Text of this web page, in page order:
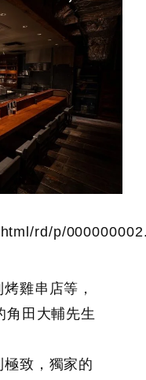
rd/p/
雞串店等，
角田大輔先生
致，獨家的